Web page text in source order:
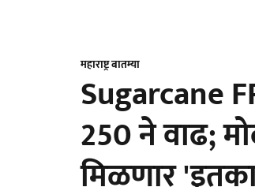
महाराष्ट्र बातम्या
Sugarcane
250 ने वाढ;